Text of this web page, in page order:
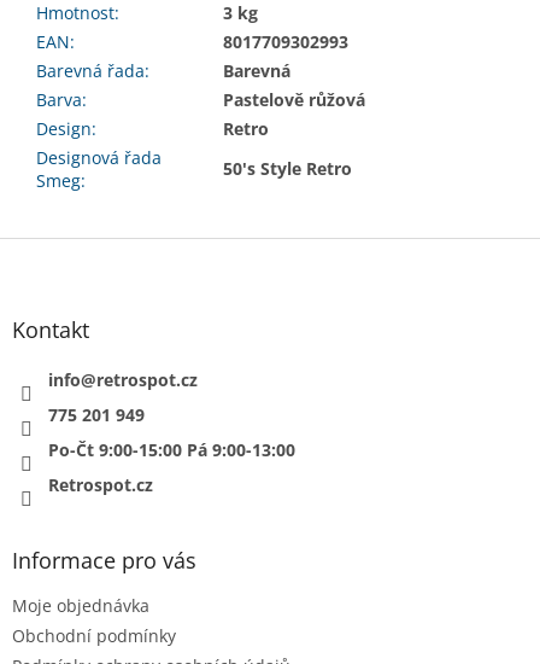
Hmotnost:
3 kg
EAN:
8017709302993
Barevná řada:
Barevná
Barva:
Pastelově růžová
Design:
Retro
Designová řada
Smeg:
50's Style Retro
Z
Kontakt
info@retrospot.cz
775 201 949
Po-Čt 9:00-15:00 Pá 9:00-13:00
Retrospot.cz
Informace pro vás
Moje objednávka
Obchodní podmínky